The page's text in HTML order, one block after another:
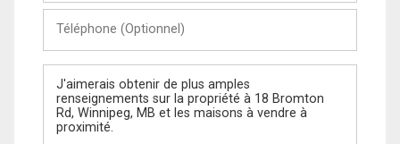
(Optionnel)
Message